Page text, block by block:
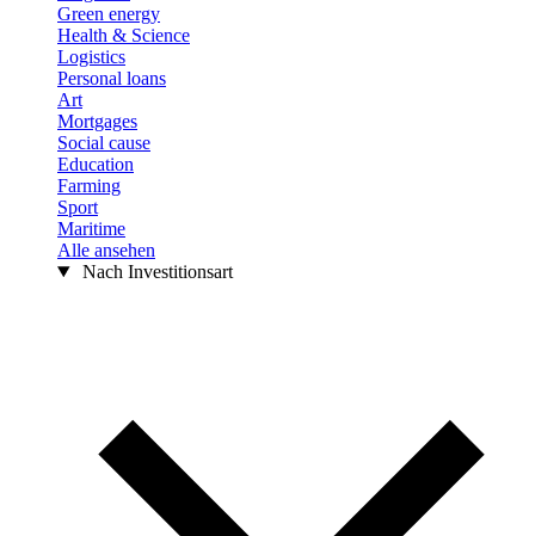
Green energy
Health & Science
Logistics
Personal loans
Art
Mortgages
Social cause
Education
Farming
Sport
Maritime
Alle ansehen
Nach Investitionsart